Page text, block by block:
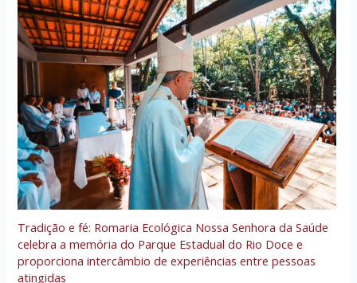
Tradição e fé: Romaria Ecológica Nossa Senhora da Saúde
celebra a memória do Parque Estadual do Rio Doce e
proporciona intercâmbio de experiências entre pessoas
atingidas